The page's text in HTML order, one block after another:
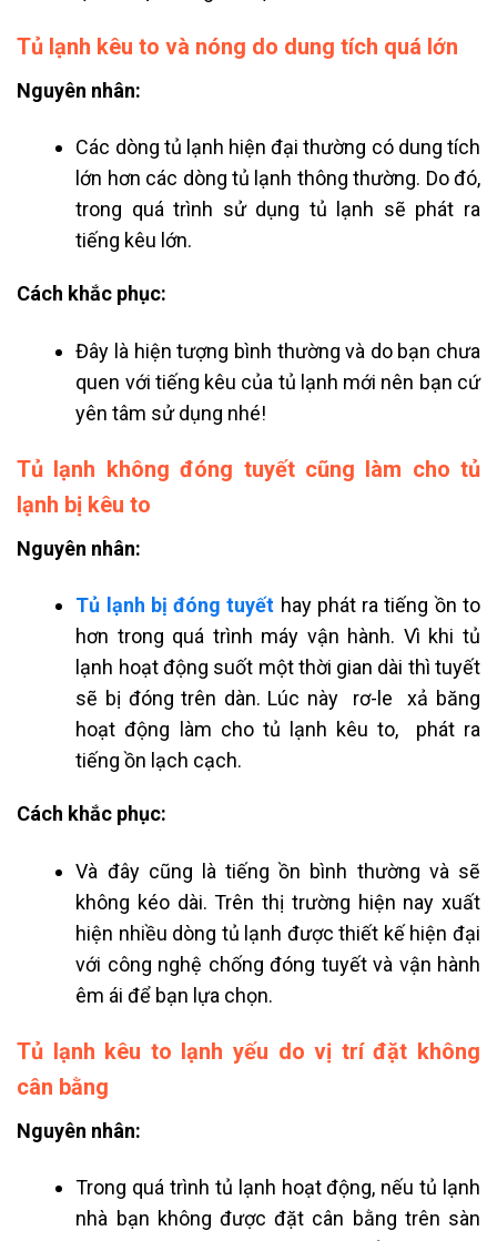
Tủ lạnh kêu to và nóng do dung tích quá lớn
Nguyên nhân:
Các dòng tủ lạnh hiện đại thường có dung tích
lớn hơn các dòng tủ lạnh thông thường. Do đó,
trong quá trình sử dụng tủ lạnh sẽ phát ra
tiếng kêu lớn.
Cách khắc phục:
Đây là hiện tượng bình thường và do bạn chưa
quen với tiếng kêu của tủ lạnh mới nên bạn cứ
yên tâm sử dụng nhé!
Tủ lạnh không đóng tuyết cũng làm cho tủ
lạnh bị kêu to
Nguyên nhân:
Tủ lạnh bị đóng tuyết hay phát ra tiếng ồn to
hơn trong quá trình máy vận hành. Vì khi tủ
lạnh hoạt động suốt một thời gian dài thì tuyết
sẽ bị đóng trên dàn. Lúc này rơ-le xả băng
hoạt động làm cho tủ lạnh kêu to, phát ra
tiếng ồn lạch cạch.
Cách khắc phục:
Và đây cũng là tiếng ồn bình thường và sẽ
không kéo dài. Trên thị trường hiện nay xuất
hiện nhiều dòng tủ lạnh được thiết kế hiện đại
với công nghệ chống đóng tuyết và vận hành
êm ái để bạn lựa chọn.
Tủ lạnh kêu to lạnh yếu do vị trí đặt không
cân bằng
Nguyên nhân:
Trong quá trình tủ lạnh hoạt động, nếu tủ lạnh
nhà bạn không được đặt cân bằng trên sàn